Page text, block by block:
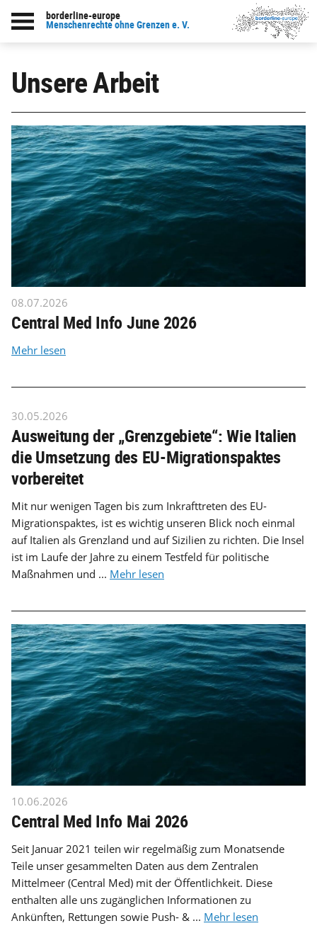
borderline-europe
Menschenrechte ohne Grenzen e. V.
Unsere Arbeit
08.07.2026
Central Med Info June 2026
Mehr lesen
30.05.2026
Ausweitung der „Grenzgebiete“: Wie Italien
die Umsetzung des EU-Migrationspaktes
vorbereitet
Mit nur wenigen Tagen bis zum Inkrafttreten des EU-
Migrationspaktes, ist es wichtig unseren Blick noch einmal
auf Italien als Grenzland und auf Sizilien zu richten. Die Insel
ist im Laufe der Jahre zu einem Testfeld für politische
Maßnahmen und ... Mehr lesen
10.06.2026
Central Med Info Mai 2026
Seit Januar 2021 teilen wir regelmäßig zum Monatsende
Teile unser gesammelten Daten aus dem Zentralen
Mittelmeer (Central Med) mit der Öffentlichkeit. Diese
enthalten alle uns zugänglichen Informationen zu
Ankünften, Rettungen sowie Push- & ... Mehr lesen